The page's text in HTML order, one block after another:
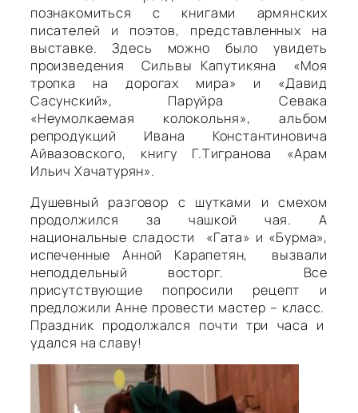
познакомиться с книгами армянских
писателей и поэтов, представленных на
выставке. Здесь можно было увидеть
произведения Сильвы Капутикяна «Моя
тропка на дорогах мира» и «Давид
Сасунский», Паруйра Севака
«Неумолкаемая колокольня», альбом
репродукций Ивана Константиновича
Айвазовского, книгу Г.Тигранова «Арам
Ильич Хачатурян».
Душевный разговор с шутками и смехом
продолжился за чашкой чая. А
национальные сладости «Гата» и «Бурма»,
испеченные Анной Карапетян, вызвали
неподдельный восторг. Все
присутствующие попросили рецепт и
предложили Анне провести мастер – класс.
Праздник продолжался почти три часа и
удался на славу!